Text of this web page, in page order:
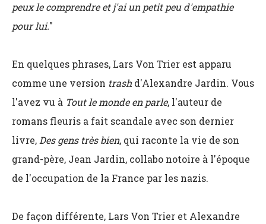
peux le comprendre et j'ai un petit peu d'empathie
pour lui."
En quelques phrases, Lars Von Trier est apparu
comme une version trash d'Alexandre Jardin. Vous
l'avez vu à Tout le monde en parle, l'auteur de
romans fleuris a fait scandale avec son dernier
livre, Des gens très bien, qui raconte la vie de son
grand-père, Jean Jardin, collabo notoire à l'époque
de l'occupation de la France par les nazis.
De façon différente, Lars Von Trier et Alexandre